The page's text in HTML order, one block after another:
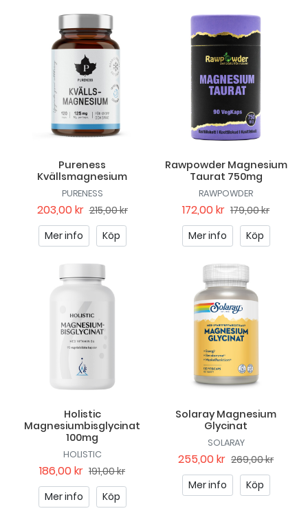
Pureness
Kvällsmagnesium
PURENESS
203,00 kr 215,00 kr
Mer info
Köp
Rawpowder Magnesium
Taurat 750mg
RAWPOWDER
172,00 kr 179,00 kr
Mer info
Köp
Holistic
Magnesiumbisglycinat
100mg
HOLISTIC
186,00 kr 191,00 kr
Mer info
Köp
Solaray Magnesium
Glycinat
SOLARAY
255,00 kr 269,00 kr
Mer info
Köp